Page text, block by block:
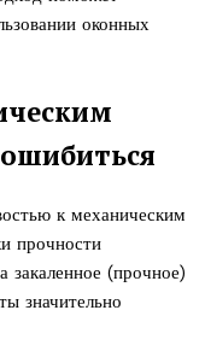
оконных
к механическим
прочности
закаленное (прочное)
значительно